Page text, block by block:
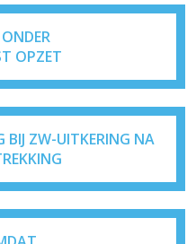
OPZET
BIJ ZW-UITKERING NA